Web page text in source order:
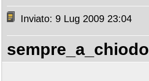
Inviato: 9 Lug 2009 23:04
sempre_a_chiodo